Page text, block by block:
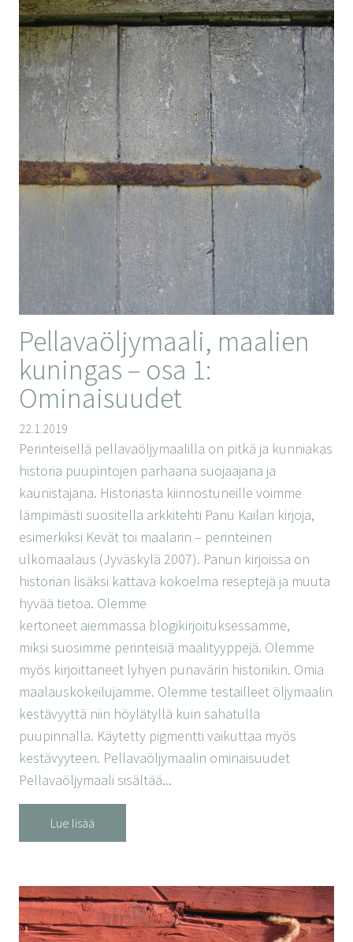
Pellavaöljymaali, maalien
kuningas – osa 1:
Ominaisuudet
22.1.2019
Perinteisellä pellavaöljymaalilla on pitkä ja kunniakas
historia puupintojen parhaana suojaajana ja
kaunistajana. Historiasta kiinnostuneille voimme
lämpimästi suositella arkkitehti Panu Kailan kirjoja,
esimerkiksi Kevät toi maalarin – perinteinen
ulkomaalaus (Jyväskylä 2007). Panun kirjoissa on
historian lisäksi kattava kokoelma reseptejä ja muuta
hyvää tietoa. Olemme
kertoneet aiemmassa blogikirjoituksessamme,
miksi suosimme perinteisiä maalityyppejä. Olemme
myös kirjoittaneet lyhyen punavärin historiikin. Omia
maalauskokeilujamme. Olemme testailleet öljymaalin
kestävyyttä niin höylätyllä kuin sahatulla
puupinnalla. Käytetty pigmentti vaikuttaa myös
kestävyyteen. Pellavaöljymaalin ominaisuudet
Pellavaöljymaali sisältää...
Lue lisää